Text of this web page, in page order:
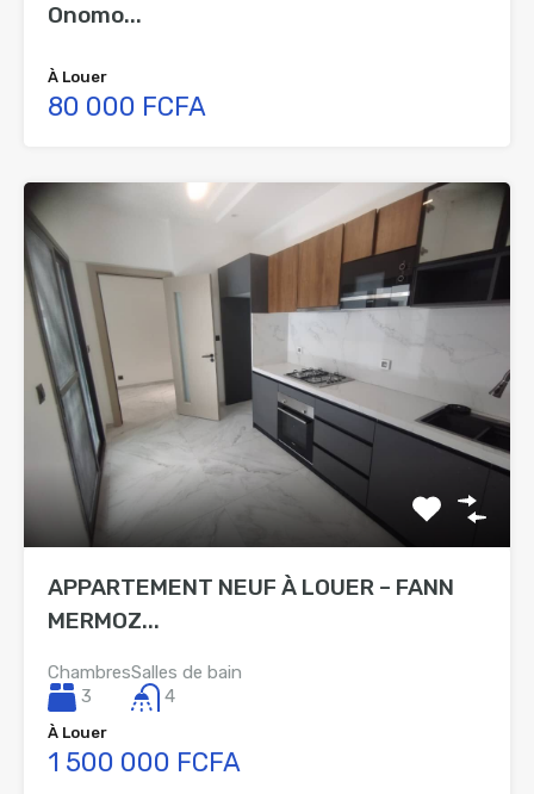
Onomo...
À Louer
80 000 FCFA
APPARTEMENT NEUF À LOUER – FANN
MERMOZ...
Chambres
3
Salles de bain
4
À Louer
1 500 000 FCFA